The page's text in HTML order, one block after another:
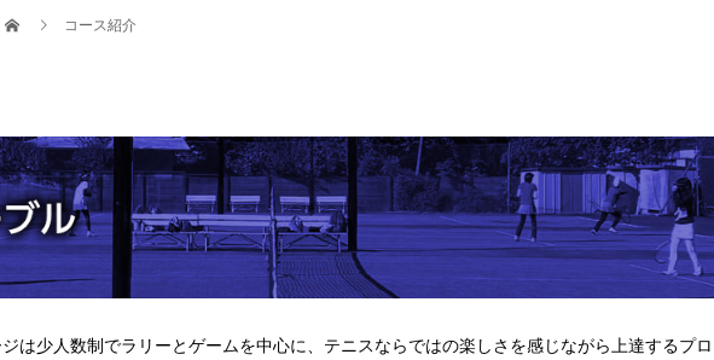
コース紹介
は少人数制でラリーとゲームを中⼼に、テニスならではの楽しさを感じながら上達するプ